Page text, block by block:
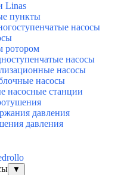
Linas
пункты
насосы
ротором
насосы
насосы
насосы
насосные станции
давления
давления
▼